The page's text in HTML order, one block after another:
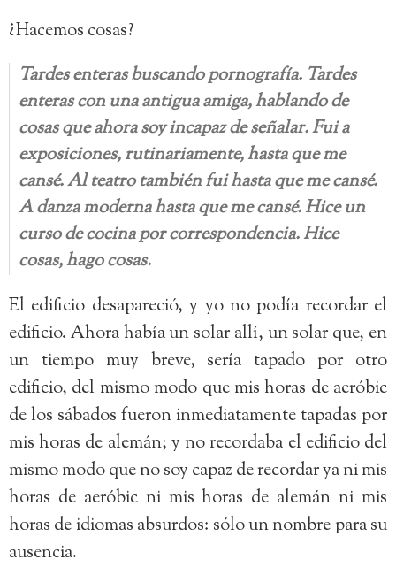
¿Hacemos cosas?
Tardes enteras buscando pornografía. Tardes
enteras con una antigua amiga, hablando de
cosas que ahora soy incapaz de señalar. Fui a
exposiciones, rutinariamente, hasta que me
cansé. Al teatro también fui hasta que me cansé.
A danza moderna hasta que me cansé. Hice un
curso de cocina por correspondencia. Hice
cosas, hago cosas.
El edificio desapareció, y yo no podía recordar el
edificio. Ahora había un solar allí, un solar que, en
un tiempo muy breve, sería tapado por otro
edificio, del mismo modo que mis horas de aeróbic
de los sábados fueron inmediatamente tapadas por
mis horas de alemán; y no recordaba el edificio del
mismo modo que no soy capaz de recordar ya ni mis
horas de aeróbic ni mis horas de alemán ni mis
horas de idiomas absurdos: sólo un nombre para su
ausencia.